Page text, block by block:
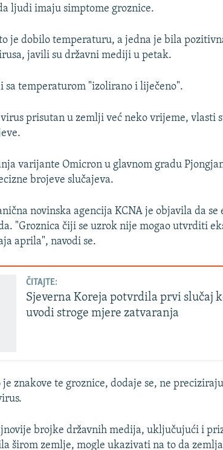
ljudi imaju simptome groznice.
je dobilo temperaturu, a jedna je bila
javili su državni mediji u petak.
sa temperaturom "izolirano i liječeno".
prisutan u zemlji već neko vrijeme, vlasti
varijante Omicron u glavnom gradu
brojeve slučajeva.
novinska agencija KCNA je objavila da se
"Groznica čiji se uzrok nije mogao utvrditi
aprila", navodi se.
ČITAJTE:
Sjeverna Koreja potvrdila prvi slučaj
uvodi stroge mjere zatvaranja
znakove te groznice, dodaje se, ne
brojke državnih medija, uključujući i
širom zemlje, mogle ukazivati na to da